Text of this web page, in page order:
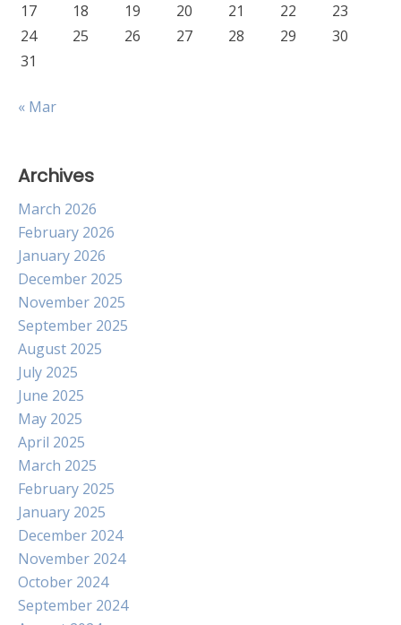
17
18 19 20 21 22
23
24
25 26 27 28 29
30
31
« Mar
Archives
March 2026
February 2026
January 2026
December 2025
November 2025
September 2025
August 2025
July 2025
June 2025
May 2025
April 2025
March 2025
February 2025
January 2025
December 2024
November 2024
October 2024
September 2024